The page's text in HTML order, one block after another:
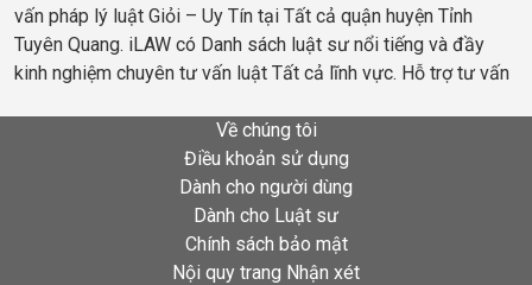
vấn pháp lý luật Giỏi – Uy Tín tại Tất cả quận huyện Tỉnh
Tuyên Quang. iLAW có Danh sách luật sư nổi tiếng và đầy
kinh nghiệm chuyên tư vấn luật Tất cả lĩnh vực. Hỗ trợ tư vấn
Về chúng tôi
Điều khoản sử dụng
Dành cho người dùng
Dành cho Luật sư
Chính sách bảo mật
Nội quy trang Nhận xét